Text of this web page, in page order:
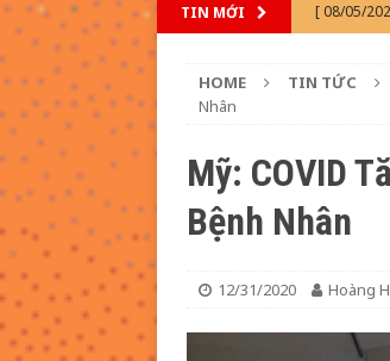
TIN MỚI [ 08/05/
[ 08/04/
[ 08/05/
HOME TIN TỨC
Nhân
Mỹ: COVID
Bệnh Nhân
12/31/2020 Hoàng